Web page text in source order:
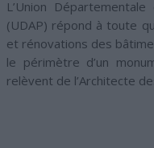
L’Union
(UDAP) répond à toute
et rénovations des
le périmètre d’un
relèvent de l’Architecte